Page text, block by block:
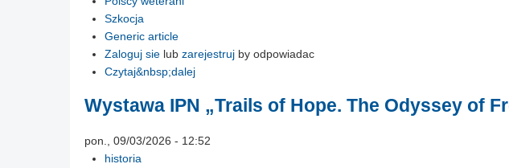
Szkocja
Generic article
Zaloguj sie lub zarejestruj by odpowiadac
Czytaj&nbsp;dalej
Wystawa IPN „Trails of Hope. The Odyssey of
pon., 09/03/2026 - 12:52
historia